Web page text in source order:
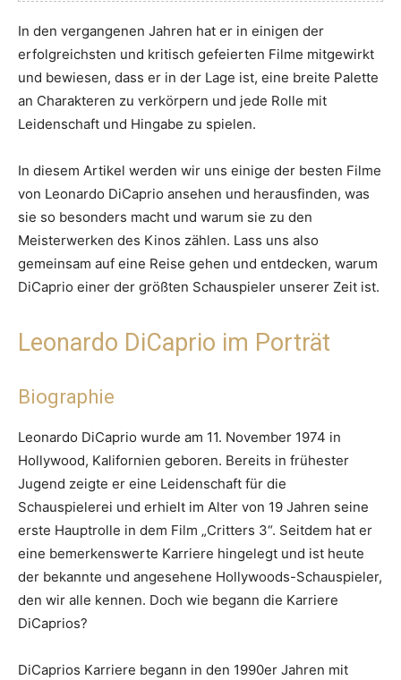
In den vergangenen Jahren hat er in einigen der
erfolgreichsten und kritisch gefeierten Filme mitgewirkt
und bewiesen, dass er in der Lage ist, eine breite Palette
an Charakteren zu verkörpern und jede Rolle mit
Leidenschaft und Hingabe zu spielen.
In diesem Artikel werden wir uns einige der besten Filme
von Leonardo DiCaprio ansehen und herausfinden, was
sie so besonders macht und warum sie zu den
Meisterwerken des Kinos zählen. Lass uns also
gemeinsam auf eine Reise gehen und entdecken, warum
DiCaprio einer der größten Schauspieler unserer Zeit ist.
Leonardo DiCaprio im Porträt
Biographie
Leonardo DiCaprio wurde am 11. November 1974 in
Hollywood, Kalifornien geboren. Bereits in frühester
Jugend zeigte er eine Leidenschaft für die
Schauspielerei und erhielt im Alter von 19 Jahren seine
erste Hauptrolle in dem Film „Critters 3“. Seitdem hat er
eine bemerkenswerte Karriere hingelegt und ist heute
der bekannte und angesehene Hollywoods-Schauspieler,
den wir alle kennen. Doch wie begann die Karriere
DiCaprios?
DiCaprios Karriere begann in den 1990er Jahren mit